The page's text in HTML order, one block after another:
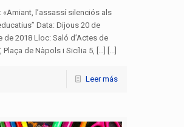
«Amiant, l’assassí silenciós als
Data: Dijous 20 de
de 2018 Lloc: Saló d’Actes de
Plaça de Nàpols i Sicília 5, […] [...]
Leer más